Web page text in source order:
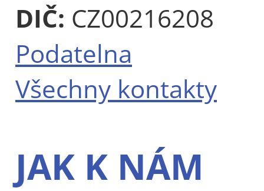
DIČ: CZ00216208
Podatelna
Všechny kontakty
JAK K NÁM